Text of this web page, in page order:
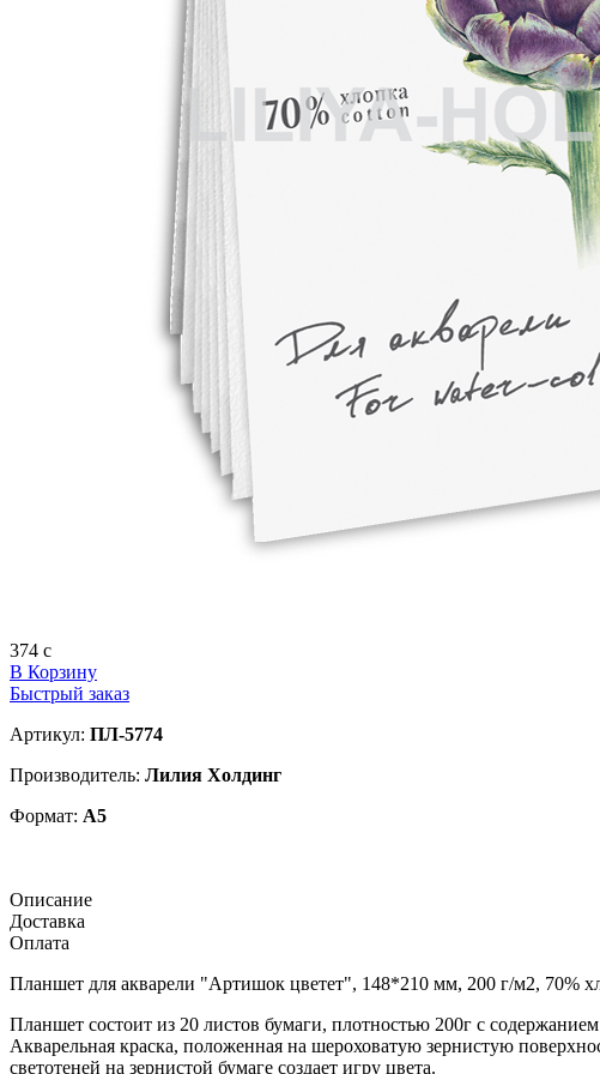
374 c
В Корзину
Быстрый заказ
Артикул: ПЛ-5774
Производитель: Лилия Холдинг
Формат: А5
Описание
Доставка
Оплата
Планшет для акварели "Артишок цветет", 148*210 мм, 200 г/м2, 70%
Планшет состоит из 20 листов бумаги, плотностью 200г с
Акварельная краска, положенная на шероховатую зернистую
светотеней на зернистой бумаге создает игру цвета.